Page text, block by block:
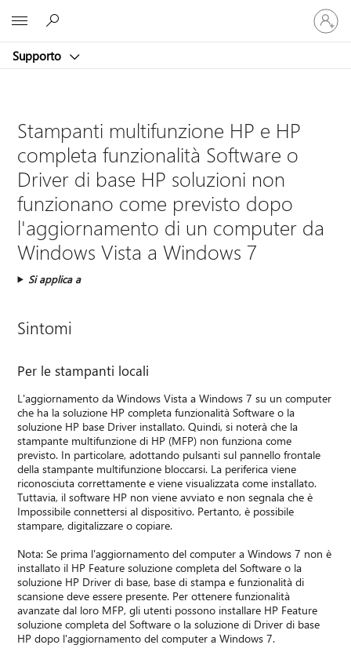
Supporto
Accedi
con
il
account
Stampanti multifunzione HP e HP
completa funzionalità Software o
Driver di base HP soluzioni non
funzionano come previsto dopo
l'aggiornamento di un computer da
Windows Vista a Windows 7
Si applica a
Sintomi
Per le stampanti locali
L'aggiornamento da Windows Vista a Windows 7 su un computer
che ha la soluzione HP completa funzionalità Software o la
soluzione HP base Driver installato. Quindi, si noterà che la
stampante multifunzione di HP (MFP) non funziona come
previsto. In particolare, adottando pulsanti sul pannello frontale
della stampante multifunzione bloccarsi. La periferica viene
riconosciuta correttamente e viene visualizzata come installato.
Tuttavia, il software HP non viene avviato e non segnala che è
Impossibile connettersi al dispositivo. Pertanto, è possibile
stampare, digitalizzare o copiare.
Nota: Se prima l'aggiornamento del computer a Windows 7 non è
installato il HP Feature soluzione completa del Software o la
soluzione HP Driver di base, base di stampa e funzionalità di
scansione deve essere presente. Per ottenere funzionalità
avanzate dal loro MFP, gli utenti possono installare HP Feature
soluzione completa del Software o la soluzione di Driver di base
HP dopo l'aggiornamento del computer a Windows 7.